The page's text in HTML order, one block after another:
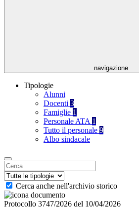
navigazione
Tipologie
Alunni
Docenti 3
Famiglie 1
Personale ATA 1
Tutto il personale 9
Albo sindacale
Cerca anche nell'archivio storico
Protocollo 3747/2026 del 10/04/2026